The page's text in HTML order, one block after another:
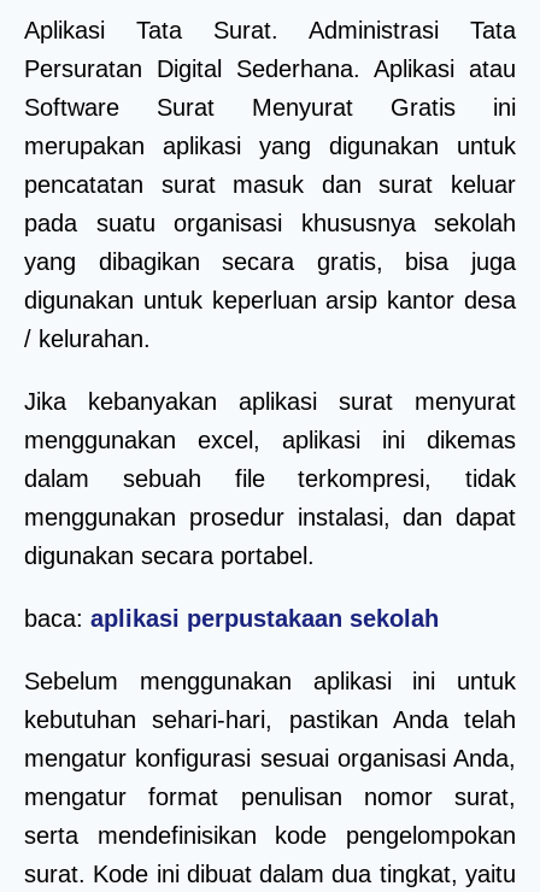
Aplikasi Tata Surat. Administrasi Tata
Persuratan Digital Sederhana. Aplikasi atau
Software Surat Menyurat Gratis ini
merupakan aplikasi yang digunakan untuk
pencatatan surat masuk dan surat keluar
pada suatu organisasi khususnya sekolah
yang dibagikan secara gratis, bisa juga
digunakan untuk keperluan arsip kantor desa
/ kelurahan.
Jika kebanyakan aplikasi surat menyurat
menggunakan excel, aplikasi ini dikemas
dalam sebuah file terkompresi, tidak
menggunakan prosedur instalasi, dan dapat
digunakan secara portabel.
baca: aplikasi perpustakaan sekolah
Sebelum menggunakan aplikasi ini untuk
kebutuhan sehari-hari, pastikan Anda telah
mengatur konfigurasi sesuai organisasi Anda,
mengatur format penulisan nomor surat,
serta mendefinisikan kode pengelompokan
surat. Kode ini dibuat dalam dua tingkat, yaitu